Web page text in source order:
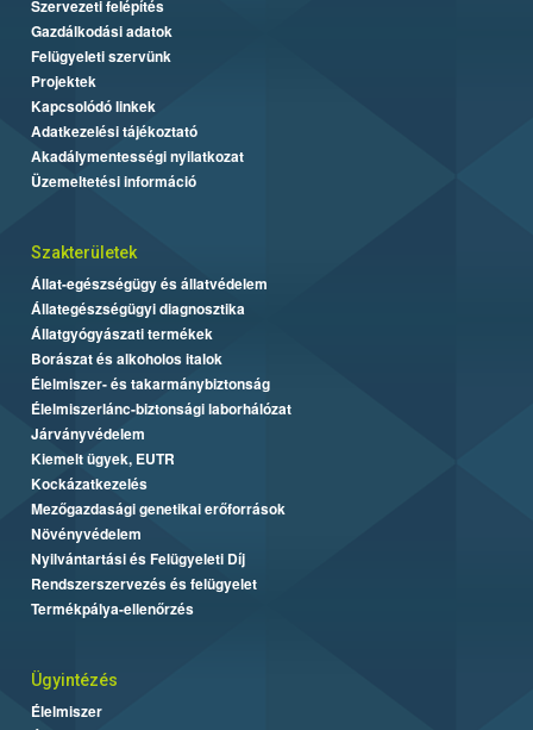
Szervezeti felépítés
Gazdálkodási adatok
Felügyeleti szervünk
Projektek
Kapcsolódó linkek
Adatkezelési tájékoztató
Akadálymentességi nyilatkozat
Üzemeltetési információ
Szakterületek
Állat-egészségügy és állatvédelem
Állategészségügyi diagnosztika
Állatgyógyászati termékek
Borászat és alkoholos italok
Élelmiszer- és takarmánybiztonság
Élelmiszerlánc-biztonsági laborhálózat
Járványvédelem
Kiemelt ügyek, EUTR
Kockázatkezelés
Mezőgazdasági genetikai erőforrások
Növényvédelem
Nyilvántartási és Felügyeleti Díj
Rendszerszervezés és felügyelet
Termékpálya-ellenőrzés
Ügyintézés
Élelmiszer